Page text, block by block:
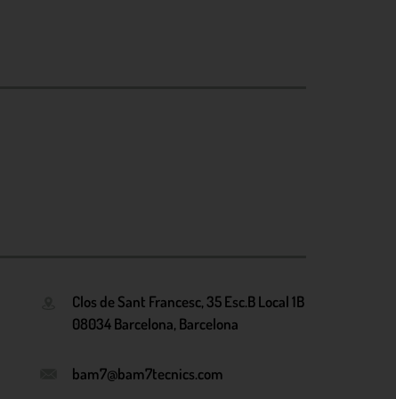
Clos de Sant Francesc, 35 Esc.B Local 1B
08034 Barcelona, Barcelona
bam7@bam7tecnics.com